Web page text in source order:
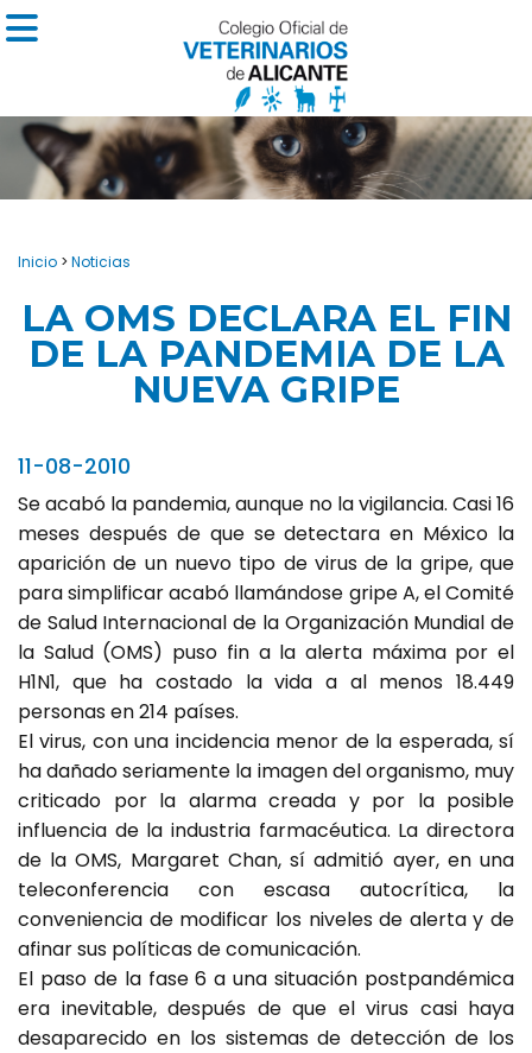
Inicio > Noticias
LA OMS DECLARA EL FIN
DE LA PANDEMIA DE LA
NUEVA GRIPE
11-08-2010
Se acabó la pandemia, aunque no la vigilancia. Casi 16
meses después de que se detectara en México la
aparición de un nuevo tipo de virus de la gripe, que
para simplificar acabó llamándose gripe A, el Comité
de Salud Internacional de la Organización Mundial de
la Salud (OMS) puso fin a la alerta máxima por el
H1N1, que ha costado la vida a al menos 18.449
personas en 214 países.
El virus, con una incidencia menor de la esperada, sí
ha dañado seriamente la imagen del organismo, muy
criticado por la alarma creada y por la posible
influencia de la industria farmacéutica. La directora
de la OMS, Margaret Chan, sí admitió ayer, en una
teleconferencia con escasa autocrítica, la
conveniencia de modificar los niveles de alerta y de
afinar sus políticas de comunicación.
El paso de la fase 6 a una situación postpandémica
era inevitable, después de que el virus casi haya
desaparecido en los sistemas de detección de los